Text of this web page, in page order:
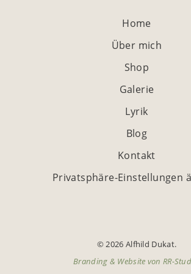
Home
Über mich
Shop
Galerie
Lyrik
Blog
Kontakt
Privatsphäre-Einstellungen
© 2026 Alfhild Dukat.
Branding & Website von RR-